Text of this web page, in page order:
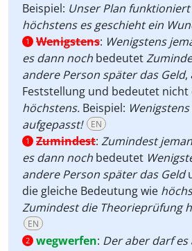
Beispiel: Unser Plan
höchstens es geschieht ein
1 Wenigstens: Wenigstens
es dann noch bedeutet
andere Person später das Geld,
Feststellung und bedeutet nicht
höchstens. Beispiel:
aufgepasst!
EN
1 Zumindest: Zumindest
es dann noch bedeutet
andere Person später das Geld
die gleiche Bedeutung wie
Zumindest die Theorieprüfung
EN
2 wegwerfen: Der aber darf